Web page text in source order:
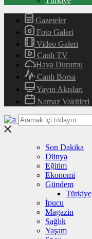
Gazeteler
Foto Galeri
Video Galeri
Canlı TV
Hava Durumu
Canlı Borsa
Yayın Akışları
Namaz Vakitleri
Son Dakika
Dünya
Eğitim
Ekonomi
Gündem
Türkiye
İpucu
Magazin
Sağlık
Yaşam